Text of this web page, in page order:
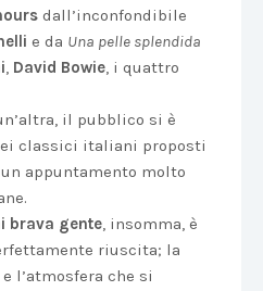
dall’inconfondibile
e da Una pelle splendida
, David Bowie, i quattro
il pubblico si è
classici italiani proposti
un appuntamento molto
brava gente, insomma, è
riuscita; la
l’atmosfera che si